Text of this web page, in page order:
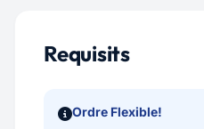
Requisits
Ordre Flexible!